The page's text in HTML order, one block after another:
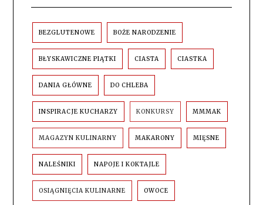
BEZGLUTENOWE BOŻE NARODZENIE
BŁYSKAWICZNE PIĄTKI CIASTA CIASTKA
DANIA GŁÓWNE DO CHLEBA
INSPIRACJE KUCHARZY KONKURSY MMMAK
MAGAZYN KULINARNY MAKARONY MIĘSNE
NALEŚNIKI NAPOJE I KOKTAJLE
OSIĄGNIĘCIA KULINARNE OWOCE